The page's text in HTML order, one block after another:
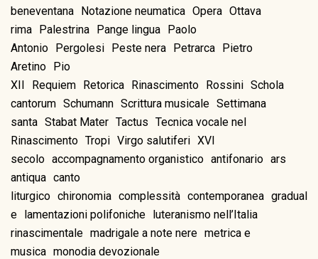
beneventana Notazione neumatica Opera Ottava
rima Palestrina Pange lingua Paolo
Antonio Pergolesi Peste nera Petrarca Pietro
Aretino Pio
XII
Requiem Retorica Rinascimento Rossini Schola
cantorum Schumann Scrittura musicale Settimana
santa Stabat Mater Tactus Tecnica vocale nel
Rinascimento Tropi Virgo salutiferi XVI
secolo accompagnamento organistico antifonario ars
antiqua canto
liturgico chironomia complessità contemporanea gradual
e lamentazioni polifoniche luteranismo nell’Italia
rinascimentale madrigale a note nere metrica e
musica monodia devozionale